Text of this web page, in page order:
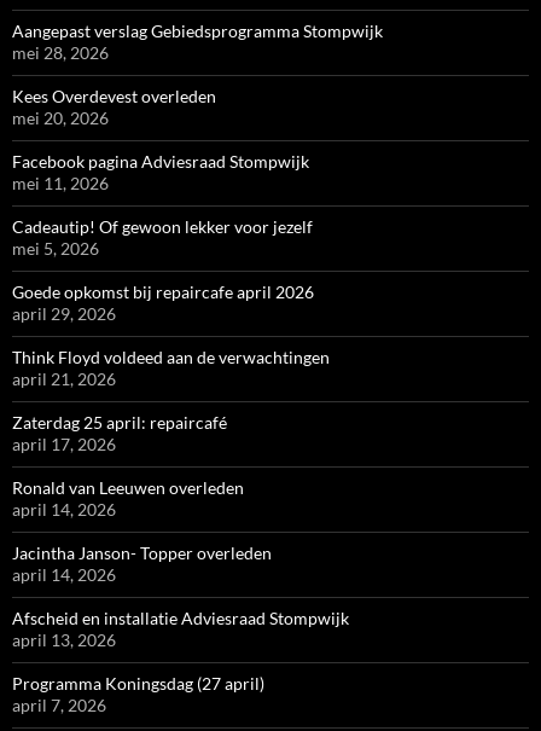
Aangepast verslag Gebiedsprogramma Stompwijk
mei 28, 2026
Kees Overdevest overleden
mei 20, 2026
Facebook pagina Adviesraad Stompwijk
mei 11, 2026
Cadeautip! Of gewoon lekker voor jezelf
mei 5, 2026
Goede opkomst bij repaircafe april 2026
april 29, 2026
Think Floyd voldeed aan de verwachtingen
april 21, 2026
Zaterdag 25 april: repaircafé
april 17, 2026
Ronald van Leeuwen overleden
april 14, 2026
Jacintha Janson- Topper overleden
april 14, 2026
Afscheid en installatie Adviesraad Stompwijk
april 13, 2026
Programma Koningsdag (27 april)
april 7, 2026